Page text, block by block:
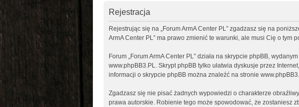
Rejestracja
Rejestrując się na „Forum ArmA Center PL” zgadzasz się na
ArmA Center PL” ma prawo zmienić te warunki, ale musi Cię o tym
Forum „Forum ArmA Center PL” działa na skrypcie phpBB, wydanym
www.phpBB3.PL
. Skrypt phpBB tylko ułatwia dyskusje przez
informacji o skrypcie phpBB można znaleźć na stronie
Zgadzasz się nie pisać żadnych wypowiedzi o charakterze
prawa autorskie. Robienie tego może spowodować, że zostaniesz